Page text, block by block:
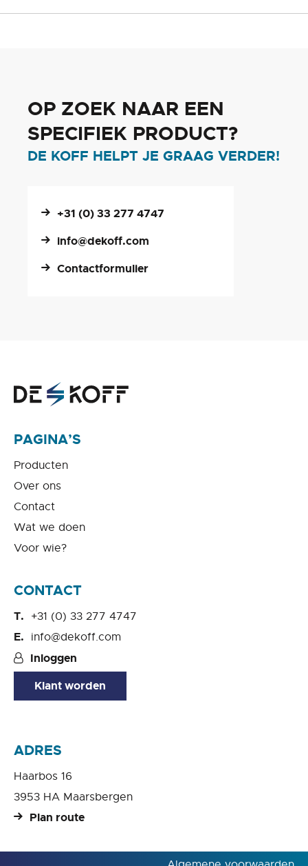
OP ZOEK NAAR EEN
SPECIFIEK PRODUCT?
DE KOFF HELPT JE GRAAG VERDER!
+31 (0) 33 277 4747
info@dekoff.com
Contactformulier
PAGINA’S
Producten
Over ons
Contact
Wat we doen
Voor wie?
CONTACT
+31 (0) 33 277 4747
info@dekoff.com
Inloggen
Klant worden
ADRES
Haarbos 16
3953 HA Maarsbergen
Plan route